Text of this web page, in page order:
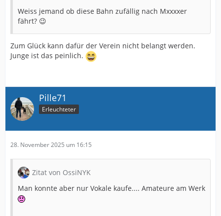
Weiss jemand ob diese Bahn zufällig nach Mxxxxer
fährt? 😉
Zum Glück kann dafür der Verein nicht belangt werden.
Junge ist das peinlich.
Pille71
Erleuchteter
28. November 2025 um 16:15
Zitat von OssiNYK
Man konnte aber nur Vokale kaufe.... Amateure am Werk